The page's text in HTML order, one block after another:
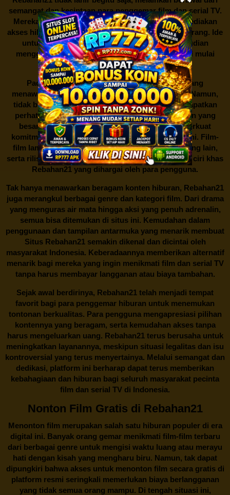
semangat dan kecintaan para penggemar film dan serial TV.
Mereka ingin memberikan kontribusi dalam menyediakan
akses hiburan yang mudah dan gratis bagi semua orang. Ide
untuk menciptakan platform streaming ini kemudian
menggelinding dengan cepat, dan proyek kecil ini mulai
dikerjakan dengan penuh semangat.
Pada awalnya,Rebahan21adalah situs kecil yang
menawarkan beberapa film dan acara TV populer. Namun,
tidak butuh waktu lama bagi situs ini untuk mendapatkan
perhatian dari para penggemar hiburan. Dukungan yang
besar dari komunitas pengguna semakin memperkuat
komitmen untuk terus mengembangkan platform ini. Film-
film lama yang sulit ditemukan di platform streaming lain,
serta rilisan terbaru yang selalu diperbarui, menjadi ciri khas
Rebahan21 yang dihargai oleh para pengguna.
Tak hanya menawarkan beragam konten hiburan, Rebahan21
juga merangkul berbagai genre dan kategori film. Dari drama
yang menguras air mata hingga aksi yang penuh adrenalin,
semua bisa ditemukan di situs ini. Kemudahan dalam
penggunaan dan tampilan antarmuka yang menarik membuat
Situs Rebahan21semakin dikenal dan dicintai oleh
masyarakat Indonesia. Keberadaannya memberikan alternatif
menarik bagi mereka yang ingin menikmati film dan serial TV
tanpa harus membayar langganan atau biaya tambahan.
Sejak awal berdirinya, Rebahan21 telah menjadi tempat
favorit bagi para penggemar hiburan untuk menemukan
tontonan berkualitas. Para pengguna mengapresiasi pilihan
kontennya yang beragam, serta kemudahan akses tanpa
harus mengeluarkan uang. Rebahan21terus berusaha untuk
meningkatkan layanannya, meskipun situasi legalitas dan isu
kontroversial yang terus menyertainya. Melalui semangat dan
dedikasi, platform ini berharap dapat terus memberikan
kebahagiaan dan hiburan bagi seluruh masyarakat pecinta
film dan serial TV di Indonesia.
Nonton Film Gratis di Rebahan21
Menonton film merupakan salah satu hiburan populer di era
digital ini. Banyak orang gemar menikmati film-film terbaru
dari berbagai genre untuk mengisi waktu luang atau merayu
hati dengan kisah yang mengharu biru. Namun, tak dapat
dipungkiri bahwa akses untuk menonton film secara gratis di
platform resmi seringkali memerlukan biaya berlangganan
yang tidak semua orang mampu. Di tengah situasi ini,